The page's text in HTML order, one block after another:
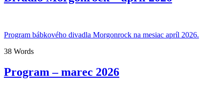
Program bábkového divadla Morgonrock na mesiac apríl 2026.
38 Words
Program – marec 2026